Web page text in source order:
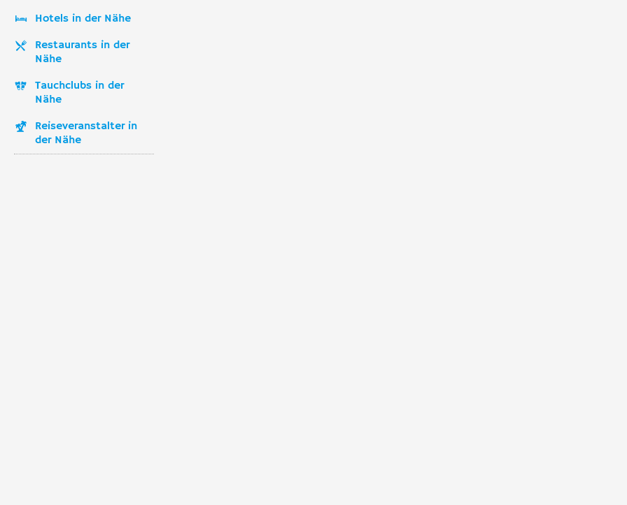
Hotels in der Nähe
Restaurants in der
Nähe
Tauchclubs in der
Nähe
Reiseveranstalter in
der Nähe